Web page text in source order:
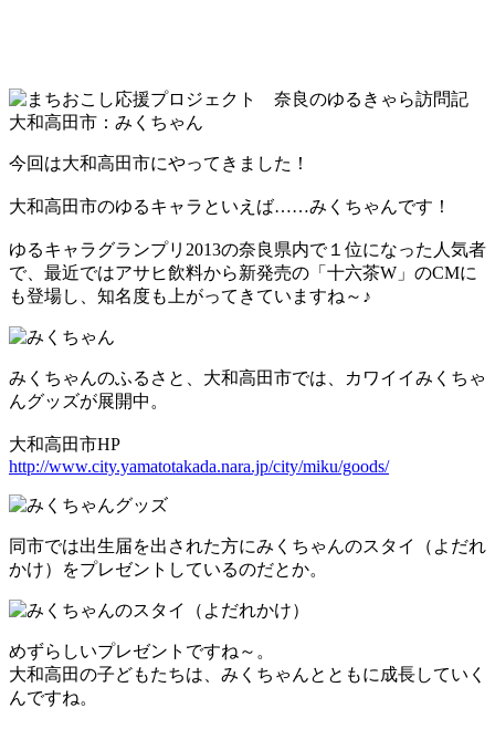
今回は大和高田市にやってきました！
大和高田市のゆるキャラといえば……みくちゃんです！
ゆるキャラグランプリ2013の奈良県内で１位になった人気者
で、最近ではアサヒ飲料から新発売の「十六茶W」のCMに
も登場し、知名度も上がってきていますね～♪
みくちゃんのふるさと、大和高田市では、カワイイみくちゃ
んグッズが展開中。
大和高田市HP
http://www.city.yamatotakada.nara.jp/city/miku/goods/
同市では出生届を出された方にみくちゃんのスタイ（よだれ
かけ）をプレゼントしているのだとか。
めずらしいプレゼントですね～。
大和高田の子どもたちは、みくちゃんとともに成長していく
んですね。